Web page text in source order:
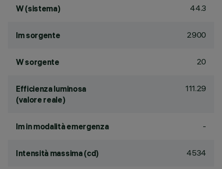
W (sistema) 44.3
lm sorgente 2900
W sorgente 20
Efficienza luminosa
(valore reale)
111.29
lm in modalità emergenza -
Intensità massima (cd) 4534